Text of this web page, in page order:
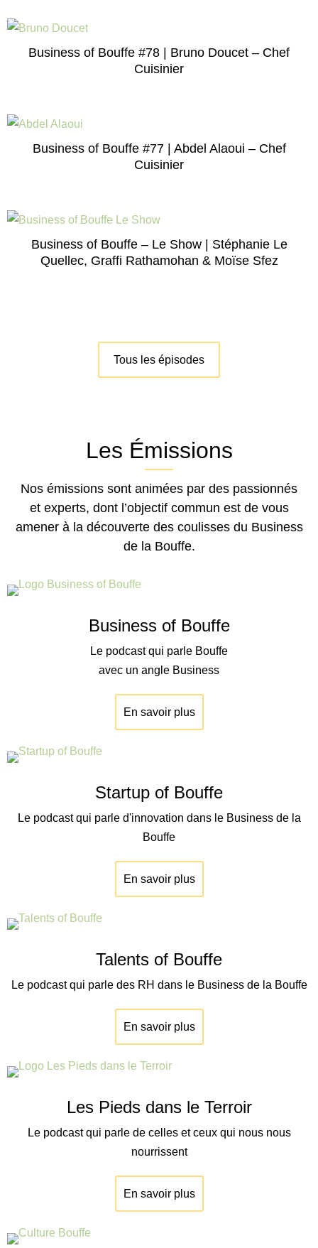
Business of Bouffe #78 | Bruno Doucet – Chef
Cuisinier
Business of Bouffe #77 | Abdel Alaoui – Chef
Cuisinier
Business of Bouffe – Le Show | Stéphanie Le
Quellec, Graffi Rathamohan & Moïse Sfez
Tous les épisodes
Les Émissions
Nos émissions sont animées par des passionnés
et experts, dont l’objectif commun est de vous
amener à la découverte des coulisses du Business
de la Bouffe.
Business of Bouffe
Le podcast qui parle Bouffe
avec un angle Business
En savoir plus
Startup of Bouffe
Le podcast qui parle d'innovation dans le Business de la
Bouffe
En savoir plus
Talents of Bouffe
Le podcast qui parle des RH dans le Business de la Bouffe
En savoir plus
Les Pieds dans le Terroir
Le podcast qui parle de celles et ceux qui nous nous
nourrissent
En savoir plus